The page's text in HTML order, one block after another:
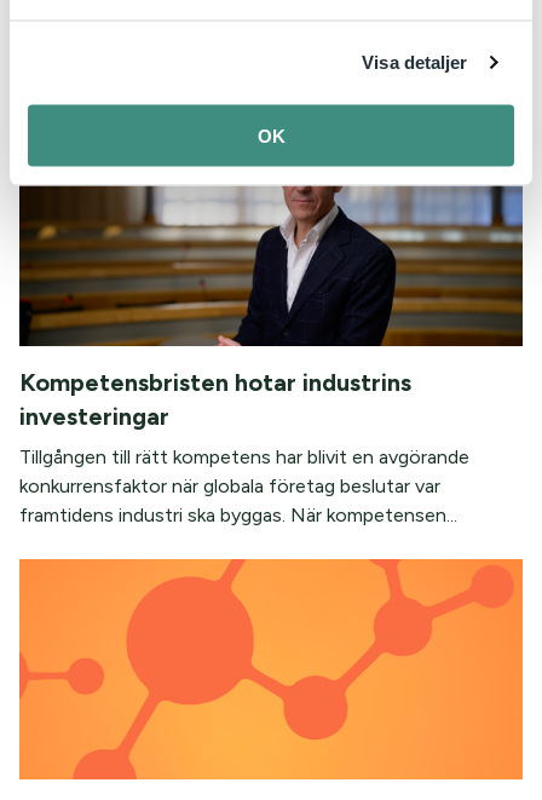
Visa detaljer
OK
en ny undersökning att nästan hälften av Sveriges
Kompetensbristen hotar industrins
investeringar
Tillgången till rätt kompetens har blivit en avgörande
konkurrensfaktor när globala företag beslutar var
framtidens industri ska byggas. När kompetensen...